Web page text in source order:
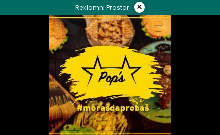
to
Reklamni Prostor ×